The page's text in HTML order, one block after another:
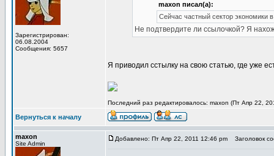
Зарегистрирован:
06.08.2004
Сообщения: 5657
maxon писал(а):
Сейчас частный сектор
Не подтвердите ли ссылочкой? Я
Я приводил сстылку на свою статью, где уже
Последний раз редактировалось: maxon (Пт Апр 22,
Вернуться к началу
maxon
Site Admin
Добавлено: Пт Апр 22, 2011 12:46 pm Заголовок